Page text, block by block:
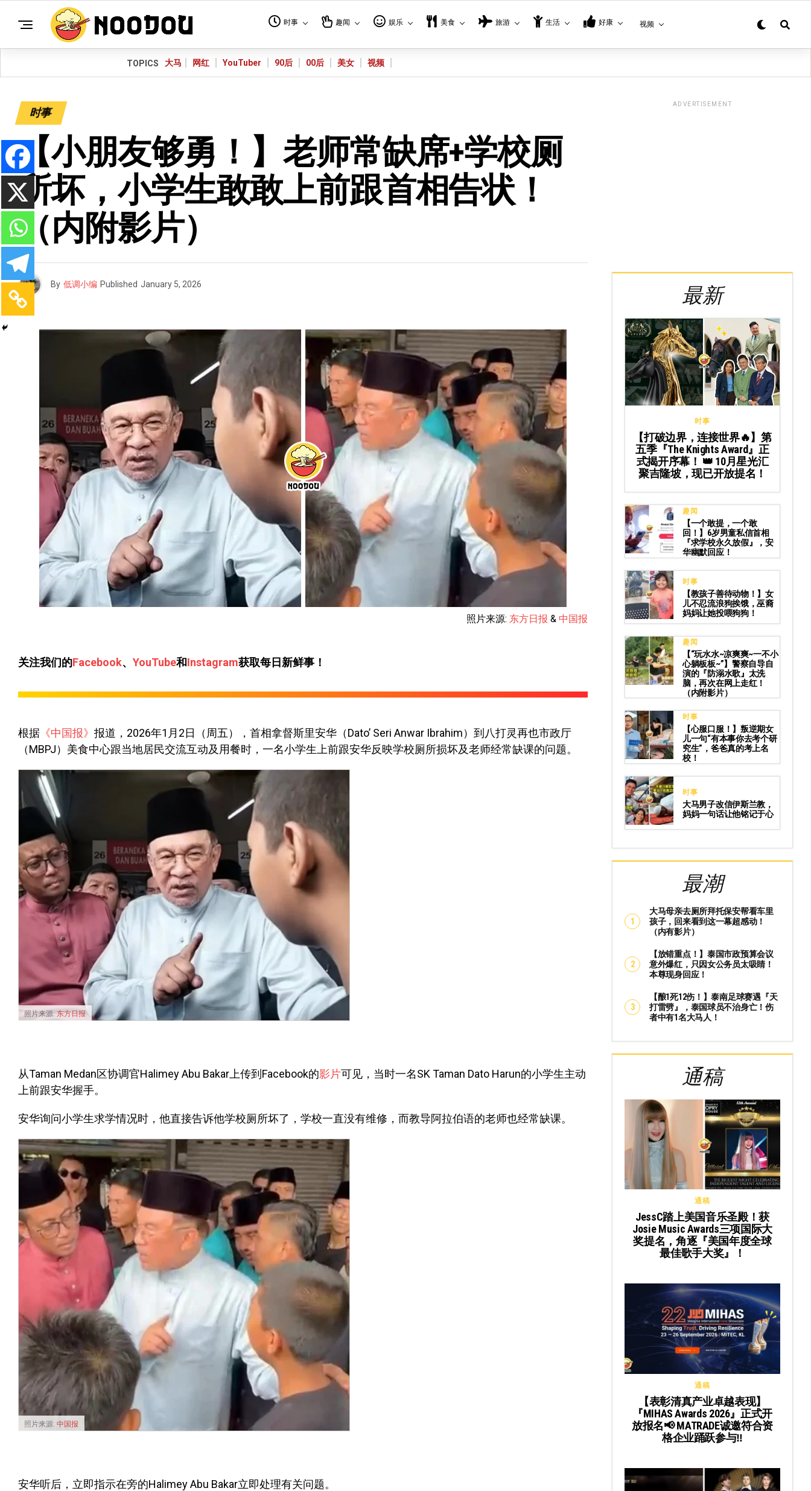
时事 趣闻 娱乐 美食 旅游 生活 好康 视频
TOPICS 大马 网红 YouTuber 90后 00后 美女 视频
时事
【小朋友够勇！】老师常缺席+学校厕
所坏，小学生敢敢上前跟首相告状！
（内附影片）
By 低调小编 Published January 5, 2026
照片来源: 东方日报 & 中国报
关注我们的Facebook、 YouTube和Instagram获取每日新鲜事！
根据 《中国报》 报道，2026年1月2日（周五），首相拿督斯里安华（Dato’ Seri Anwar Ibrahim）到八打灵再也市政厅
（MBPJ）美食中心跟当地居民交流互动及用餐时，一名小学生上前跟安华反映学校厕所损坏及老师经常缺课的问题。
照片来源: 东方日报
从Taman Medan区协调官Halimey Abu Bakar上传到Facebook的影片可见，当时一名SK Taman Dato Harun的小学生主动
上前跟安华握手。
安华询问小学生求学情况时，他直接告诉他学校厕所坏了，学校一直没有维修，而教导阿拉伯语的老师也经常缺课。
照片来源: 中国报
安华听后，立即指示在旁的Halimey Abu Bakar立即处理有关问题。
ADVERTISEMENT
最新
时事
【打破边界，连接世界🔥】第
五季『The Knights Award』正
式揭开序幕！ 👑 10月星光汇
聚吉隆坡，现已开放提名！
趣闻
【一个敢提，一个敢
回！】6岁男童私信首相
『求学校永久放假』，安
华幽默回应！
时事
【教孩子善待动物！】女
儿不忍流浪狗挨饿，巫裔
妈妈让她投喂狗狗！
趣闻
【“玩水水~凉爽爽~一不小
心躺板板~”】警察自导自
演的『防溺水歌』太洗
脑，再次在网上走红！
（内附影片）
时事
【心服口服！】叛逆期女
儿一句“有本事你去考个研
究生”，爸爸真的考上名
校！
时事
大马男子改信伊斯兰教，
妈妈一句话让他铭记于心
最潮
大马母亲去厕所拜托保安帮看车里
孩子，回来看到这一幕超感动！
（内有影片）
【放错重点！】泰国市政预算会议
意外爆红，只因女公务员太吸睛！
本尊现身回应！
【酿1死12伤！】泰南足球赛遇『天
打雷劈』，泰国球员不治身亡！伤
者中有1名大马人！
通稿
通稿
JessC踏上美国音乐圣殿！获
Josie Music Awards三项国际大
奖提名，角逐『美国年度全球
最佳歌手大奖』！
通稿
【表彰清真产业卓越表现】
『MIHAS Awards 2026』正式开
放报名📢 MATRADE诚邀符合资
格企业踊跃参与‼️